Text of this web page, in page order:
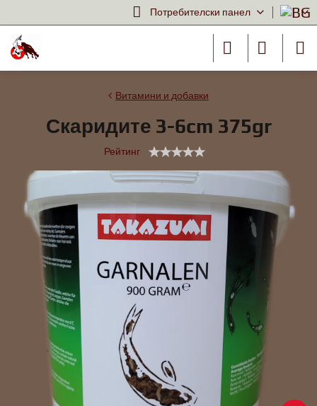
Потребителски панел
Витамини и добавки
Скаридите 3-6cm 375gr
Рейтинг